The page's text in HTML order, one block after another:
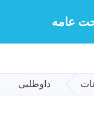
main
content
عامه
داوطلبی